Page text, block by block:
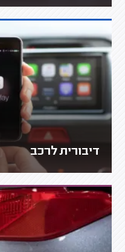
דיבורית לרכב